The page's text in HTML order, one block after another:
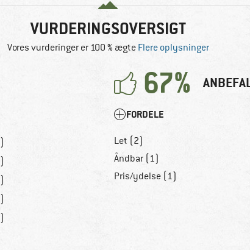
VURDERINGSOVERSIGT
Vores vurderinger er 100 % ægte Flere oplysninger
67%
FORDELE
Let (2)
Åndbar (1)
Pris/ydelse (1)